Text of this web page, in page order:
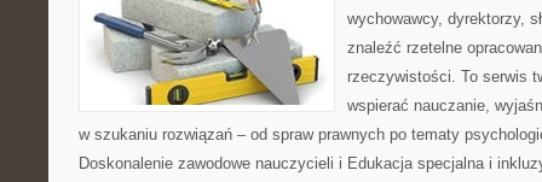
wychowawcy, dyrektorzy,
znaleźć rzetelne
rzeczywistości. To serwis
wspierać nauczanie,
w szukaniu rozwiązań – od spraw prawnych po tematy
Doskonalenie zawodowe nauczycieli i Edukacja specjalna i